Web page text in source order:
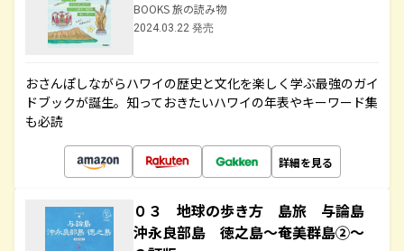
BOOKS 旅の読み物
2024.03.22 発売
おさんぽしながらハワイの歴史と文化を楽しく学ぶ最強のガイ
ドブックが誕生。知っておきたいハワイの年表やキーワード集
も必読
詳細を見る
０３ 地球の歩き方 島旅 与論島
沖永良部島 徳之島～奄美群島②～